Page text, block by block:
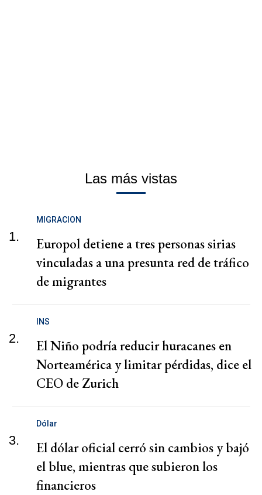
Las más vistas
1.
MIGRACION
Europol detiene a tres personas sirias
vinculadas a una presunta red de tráfico
de migrantes
2.
INS
El Niño podría reducir huracanes en
Norteamérica y limitar pérdidas, dice el
CEO de Zurich
3.
Dólar
El dólar oficial cerró sin cambios y bajó
el blue, mientras que subieron los
financieros